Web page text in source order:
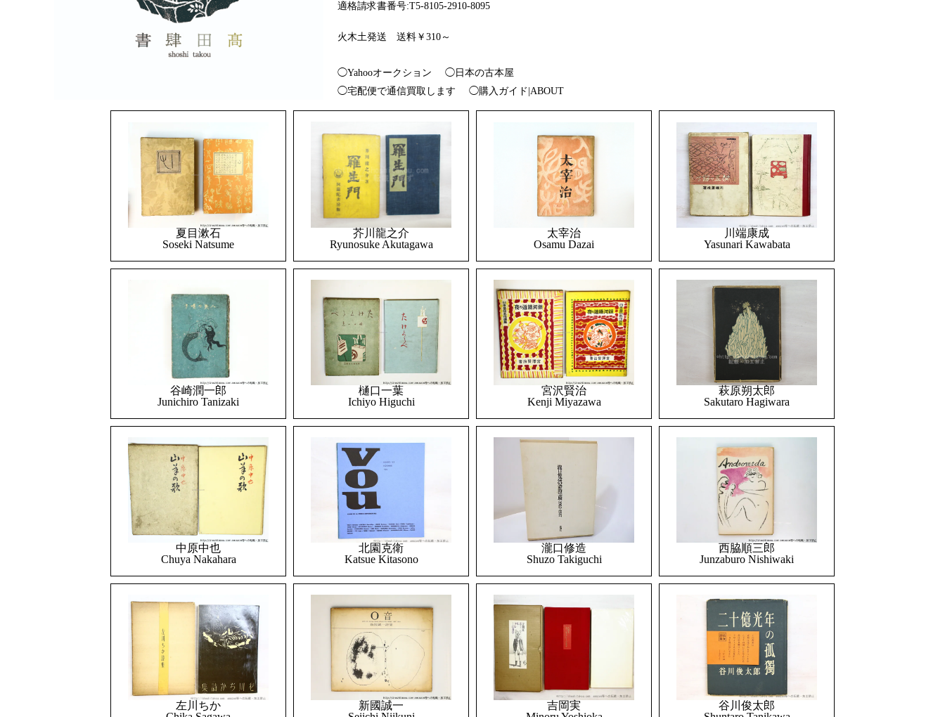
適格請求書番号:T5-8105-2910-8095
火木土発送 送料￥310～
◯Yahooオークション
◯日本の古本屋
◯宅配便で通信買取します
◯購入ガイド|ABOUT
夏目漱石
Soseki Natsume
芥川龍之介
Ryunosuke Akutagawa
太宰治
Osamu Dazai
川端康成
Yasunari Kawabata
谷崎潤一郎
Junichiro Tanizaki
樋口一葉
Ichiyo Higuchi
宮沢賢治
Kenji Miyazawa
萩原朔太郎
Sakutaro Hagiwara
中原中也
Chuya Nakahara
北園克衛
Katsue Kitasono
瀧口修造
Shuzo Takiguchi
西脇順三郎
Junzaburo Nishiwaki
左川ちか
新國誠一
吉岡実
谷川俊太郎